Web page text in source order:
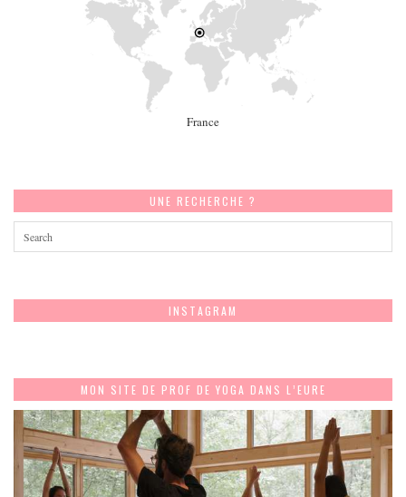
France
UNE RECHERCHE ?
INSTAGRAM
MON SITE DE PROF DE YOGA DANS L’EURE